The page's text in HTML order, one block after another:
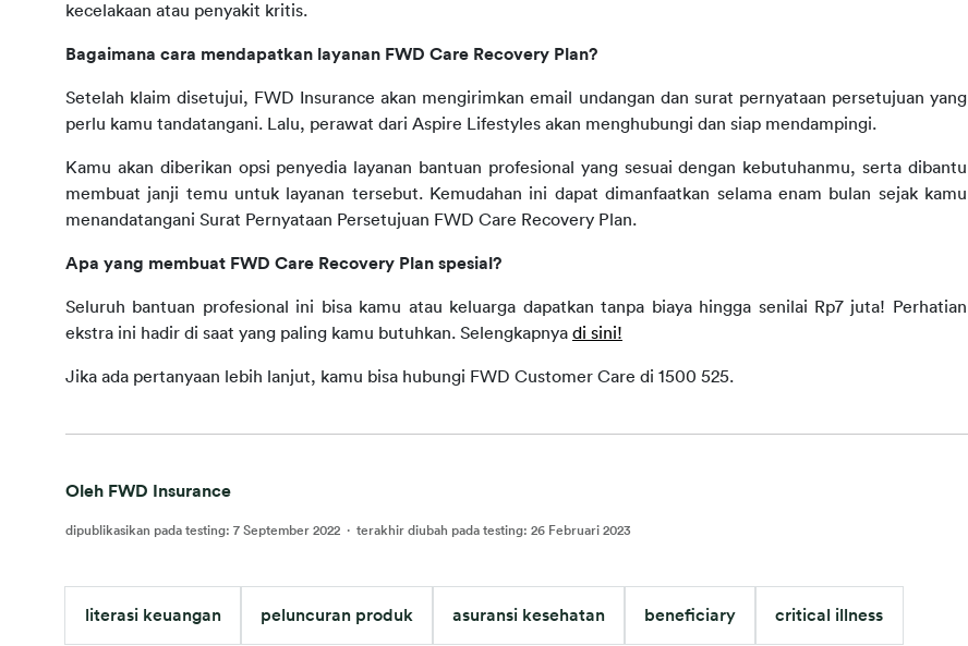
kecelakaan atau penyakit kritis.
Bagaimana cara mendapatkan layanan FWD Care Recovery Plan?
Setelah klaim disetujui, FWD Insurance akan mengirimkan email undangan dan surat pernyataan persetujuan yang
perlu kamu tandatangani. Lalu, perawat dari Aspire Lifestyles akan menghubungi dan siap mendampingi.
Kamu akan diberikan opsi penyedia layanan bantuan profesional yang sesuai dengan kebutuhanmu, serta dibantu
membuat janji temu untuk layanan tersebut. Kemudahan ini dapat dimanfaatkan selama enam bulan sejak kamu
menandatangani Surat Pernyataan Persetujuan FWD Care Recovery Plan.
Apa yang membuat FWD Care Recovery Plan spesial?
Seluruh bantuan profesional ini bisa kamu atau keluarga dapatkan tanpa biaya hingga senilai Rp7 juta! Perhatian
ekstra ini hadir di saat yang paling kamu butuhkan. Selengkapnya di sini!
Jika ada pertanyaan lebih lanjut, kamu bisa hubungi FWD Customer Care di 1500 525.
Oleh FWD Insurance
dipublikasikan pada testing: 7 September 2022 · terakhir diubah pada testing: 26 Februari 2023
literasi keuangan peluncuran produk asuransi kesehatan beneficiary critical illness